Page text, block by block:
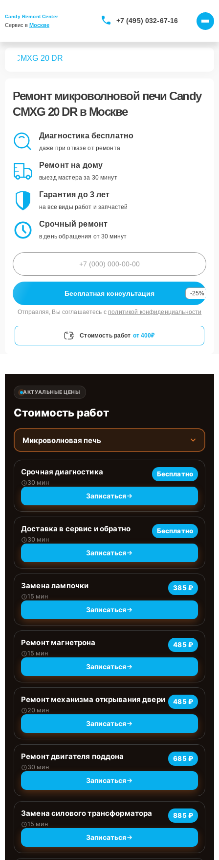
Candy Remont Center
Сервис в Москве
+7 (495) 032-67-16
CMXG 20 DR
Ремонт микроволновой печи Candy
CMXG 20 DRв Москве
Диагностика бесплатно
даже при отказе от ремонта
Ремонт на дому
выезд мастера за 30 минут
Гарантия до 3 лет
на все виды работ и запчастей
Срочный ремонт
в день обращения от 30 минут
Бесплатная консультация -25%
Отправляя, Вы соглашаетесь с политикой конфиденциальности
Стоимость работ от 400₽
АКТУАЛЬНЫЕ ЦЕНЫ
Стоимость работ
Микроволновая печь
Срочная диагностика
30 мин
Бесплатно
Записаться
Доставка в сервис и обратно
30 мин
Бесплатно
Записаться
Замена лампочки
15 мин
385 ₽
Записаться
Ремонт магнетрона
15 мин
485 ₽
Записаться
Ремонт механизма открывания двери
20 мин
485 ₽
Записаться
Ремонт двигателя поддона
30 мин
685 ₽
Записаться
Замена силового трансформатора
15 мин
885 ₽
Записаться